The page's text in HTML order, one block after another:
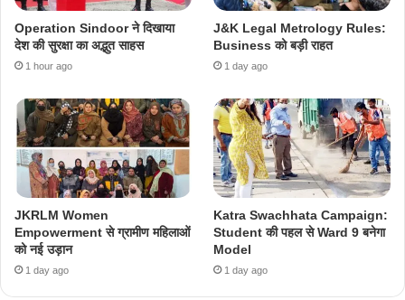
Operation Sindoor ने दिखाया
देश की सुरक्षा का अद्भुत साहस
1 hour ago
J&K Legal Metrology Rules:
Business को बड़ी राहत
1 day ago
JKRLM Women
Empowerment से ग्रामीण महिलाओं
को नई उड़ान
1 day ago
Katra Swachhata Campaign:
Student की पहल से Ward 9 बनेगा
Model
1 day ago